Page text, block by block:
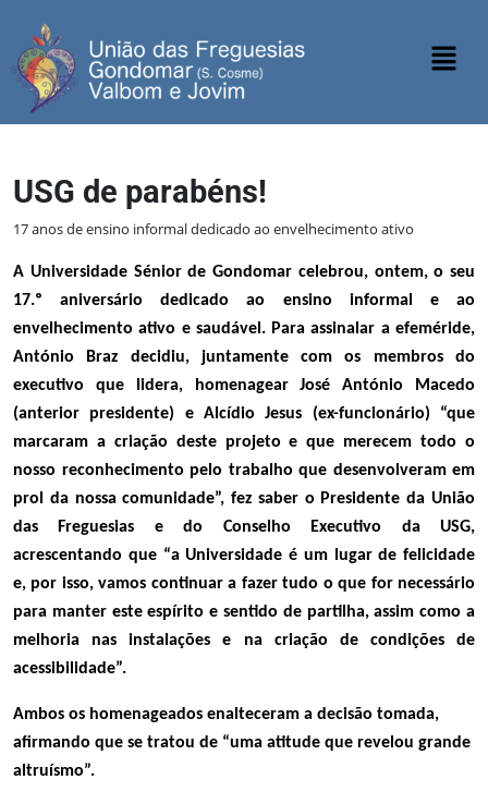
USG de parabéns!
17 anos de ensino informal dedicado ao envelhecimento ativo
A Universidade Sénior de Gondomar celebrou, ontem, o seu
17.º aniversáriodedicado ao ensino informal e ao
envelhecimento ativo e saudável. Para assinalar a efeméride,
António Braz decidiu, juntamente com os membros do
executivo que lidera, homenagear José António Macedo
(anterior presidente) e Alcídio Jesus (ex-funcionário) “que
marcaram a criação deste projeto e que merecem todo o
nosso reconhecimento pelo trabalho que desenvolveram em
prol da nossa comunidade”, fez saber o Presidente da União
das Freguesias e do Conselho Executivo da USG,
acrescentando que “a Universidade é um lugar de felicidade
e, por isso, vamos continuar a fazer tudo o que for necessário
para manter este espírito e sentido de partilha, assim como a
melhoria nas instalações e na criação de condições de
acessibilidade”.
Ambos os homenageados enalteceram a decisão tomada,
afirmando que se tratou de “uma atitude que revelou grande
altruísmo”.